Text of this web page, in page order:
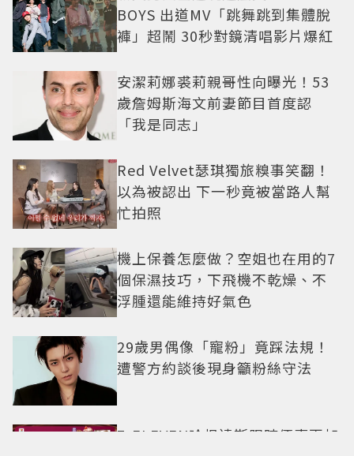
BOYS 出道MV「跳舞跳到集體脫
褲」超鬧 30秒對鏡清唱影片爆紅
安潔莉娜裘莉親哥性向曝光！53
歲詹姆斯海文前妻節目首度認
「我是同志」
Red Velvet瑟琪獨旅糗事笑翻！
以為被認出 下一秒竟被當路人幫
忙拍照
機上保養怎麼做？空姐也在用的7
個保濕技巧，下飛機不乾燥、不
浮腫還能維持好氣色
29歲男偶像「寵粉」竟踩法規！
遭警方約談後現身籲粉絲守法
7-ELEVEN哈根達斯限時優惠再加